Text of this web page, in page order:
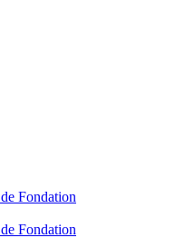
Fondation
Fondation